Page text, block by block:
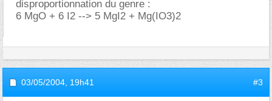
disproportionnation du genre :
6 MgO + 6 I2 --> 5 MgI2 + Mg(IO3)2
03/05/2004, 19h41 #3